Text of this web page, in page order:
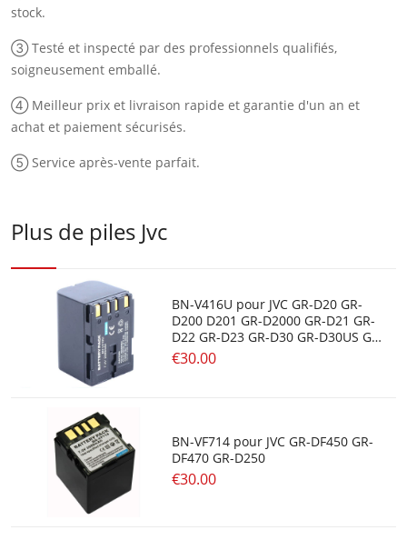
stock.
③ Testé et inspecté par des professionnels qualifiés,
soigneusement emballé.
④ Meilleur prix et livraison rapide et garantie d'un an et
achat et paiement sécurisés.
⑤ Service après-vente parfait.
Plus de piles Jvc
BN-V416U pour JVC GR-D20 GR-
D200 D201 GR-D2000 GR-D21 GR-
D22 GR-D23 GR-D30 GR-D30US GR-
D31
€30.00
BN-VF714 pour JVC GR-DF450 GR-
DF470 GR-D250
€30.00